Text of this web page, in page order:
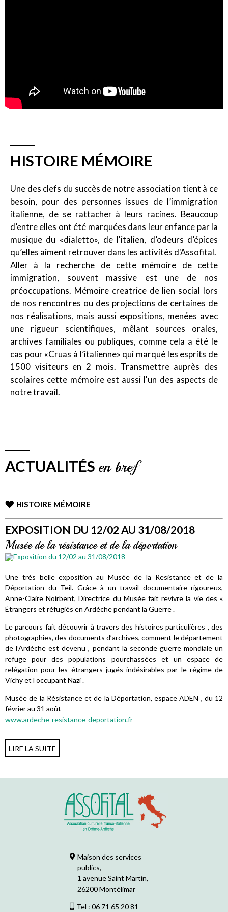
HISTOIRE MÉMOIRE
Une des clefs du succès de notre association tient à ce
besoin, pour des personnes issues de l’immigration
italienne, de se rattacher à leurs racines. Beaucoup
d’entre elles ont été marquées dans leur enfance par la
musique du «dialetto», de l'italien, d’odeurs d’épices
qu’elles aiment retrouver dans les activités d'Assofital.
Aller à la recherche de cette mémoire de cette
immigration, souvent massive est une de nos
préoccupations. Mémoire creatrice de lien social lors
de nos rencontres ou des projections de certaines de
nos réalisations, mais aussi expositions, menées avec
une rigueur scientifiques, mêlant sources orales,
archives familiales ou publiques, comme cela a été le
cas pour «Cruas à l’italienne» qui marqué les esprits de
1500 visiteurs en 2 mois. Transmettre auprès des
scolaires cette mémoire est aussi l'un des aspects de
notre travail.
ACTUALITÉS en bref
HISTOIRE MÉMOIRE
EXPOSITION DU 12/02 AU 31/08/2018
Musée de la résistance et de la déportation
Une très belle exposition au Musée de la Resistance et de la
Déportation du Teil. Grâce à un travail documentaire rigoureux,
Anne-Claire Noirbent, Directrice du Musée fait revivre la vie des «
Étrangers et réfugiés en Ardèche pendant la Guerre .
Le parcours fait découvrir à travers des histoires particulières , des
photographies, des documents d’archives, comment le département
de l’Ardèche est devenu , pendant la seconde guerre mondiale un
refuge pour des populations pourchassées et un espace de
relégation pour les étrangers jugés indésirables par le régime de
Vichy et l occupant Nazi .
Musée de la Résistance et de la Déportation, espace ADEN , du 12
février au 31 août
www.ardeche-resistance-deportation.fr
LIRE LA SUITE
Maison des services
publics,
1 avenue Saint Martin,
26200 Montélimar
Tel : 06 71 65 20 81